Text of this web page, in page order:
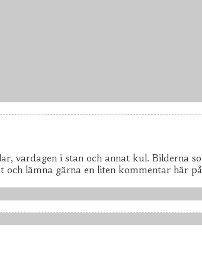
i stan och annat kul. Bilderna
lämna gärna en liten kommentar här